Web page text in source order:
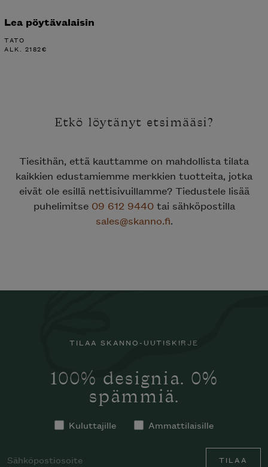
Lea pöytävalaisin
TATO
ALK. 2182€
Etkö löytänyt etsimääsi?
Tiesithän, että kauttamme on mahdollista tilata
kaikkien edustamiemme merkkien tuotteita, jotka
eivät ole esillä nettisivuillamme? Tiedustele lisää
puhelimitse 09 612 9440tai sähköpostilla
sales@skanno.fi.
TILAA SKANNO-UUTISKIRJE
100% designia. 0%
spämmiä.
Kuluttajille Ammattilaisille
TILAA